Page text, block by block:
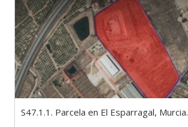
S47.1.1. Parcela en El Esparragal, Murcia.